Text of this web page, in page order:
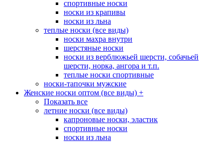
спортивные носки
носки из крапивы
носки из льна
теплые носки (все виды)
носки махра внутри
шерстяные носки
носки из верблюжьей шерсти, собачьей
шерсти, норка, ангора и т.п.
теплые носки спортивные
носки-тапочки мужские
Женские носки оптом (все виды) +
Показать все
летние носки (все виды)
капроновые носки, эластик
спортивные носки
носки из льна